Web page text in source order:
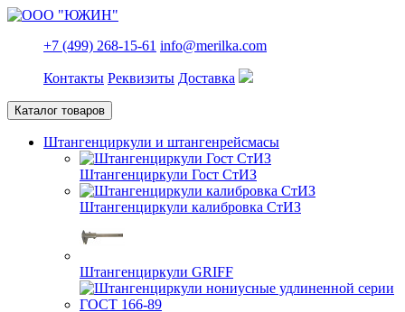
+7 (499) 268-15-61 info@merilka.com
Контакты Реквизиты Доставка
Каталог товаров
Штангенциркули и штангенрейсмасы
Штангенциркули Гост СтИЗ
Штангенциркули калибровка СтИЗ
Штангенциркули GRIFF